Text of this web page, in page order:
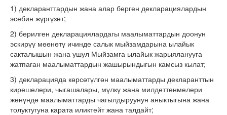
1) декларанттардын жана алар берген декларациялардын
эсебин жүргүзөт;
2) берилген декларациялардагы маалыматтардын доонун
эскирүү мөөнөтү ичинде салык мыйзамдарына ылайык
сакталышын жана ушул Мыйзамга ылайык жарыяланууга
жатпаган маалыматтардын жашырындыгын камсыз кылат;
3) декларацияда көрсөтүлгөн маалыматтарды декларанттын
кирешелери, чыгашалары, мүлкү жана милдеттенмелери
жөнүндө маалыматтарды чагылдыруунун аныктыгына жана
толуктугуна карата иликтейт жана талдайт;